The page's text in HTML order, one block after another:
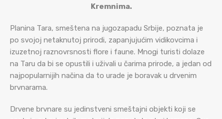
Kremnima.
Planina Tara, smeštena na jugozapadu Srbije, poznata je
po svojoj netaknutoj prirodi, zapanjujućim vidikovcima i
izuzetnoj raznovrsnosti flore i faune. Mnogi turisti dolaze
na Taru da bi se opustili i uživali u čarima prirode, a jedan od
najpopularnijih načina da to urade je boravak u drvenim
brvnarama.
Drvene brvnare su jedinstveni smeštajni objekti koji se